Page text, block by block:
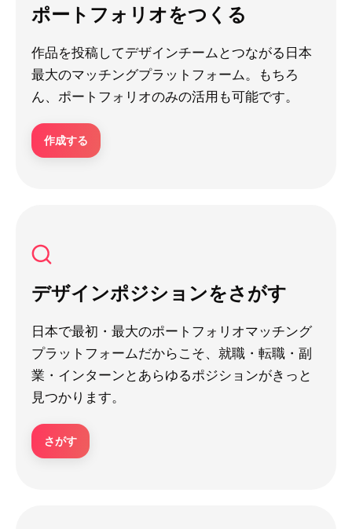
ポートフォリオをつくる
作品を投稿してデザインチームとつながる日本
最大のマッチングプラットフォーム。もちろ
ん、ポートフォリオのみの活用も可能です。
作成する
デザインポジションをさがす
日本で最初・最大のポートフォリオマッチング
プラットフォームだからこそ、就職・転職・副
業・インターンとあらゆるポジションがきっと
見つかります。
さがす